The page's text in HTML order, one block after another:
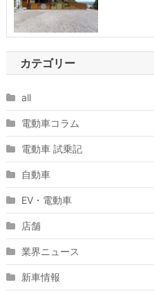
カテゴリー
all
電動車コラム
電動車 試乗記
自動車
EV・電動車
店舗
業界ニュース
新車情報